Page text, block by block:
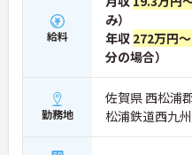
給料
み）
年収 272万円
分の場合）
勤務地
佐賀県 西松浦
松浦鉄道西九